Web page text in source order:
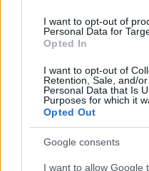
I want to opt-out of
Personal Data for
Opted In
I want to opt-out of
Retention, Sale, and/
Personal Data that Is
Purposes for which it
Opted Out
Google consents
I want to allow Google
l’angoscia e
anche i più oscuri. La
riunificazione
governo al fine di
paese, evitando il
Repubblica federale è
Cancelliere e i ministri
molte più attribuzioni